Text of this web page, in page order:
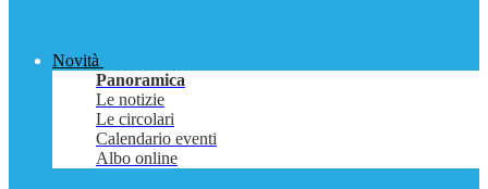
Novità
Panoramica
Le notizie
Le circolari
Calendario eventi
Albo online